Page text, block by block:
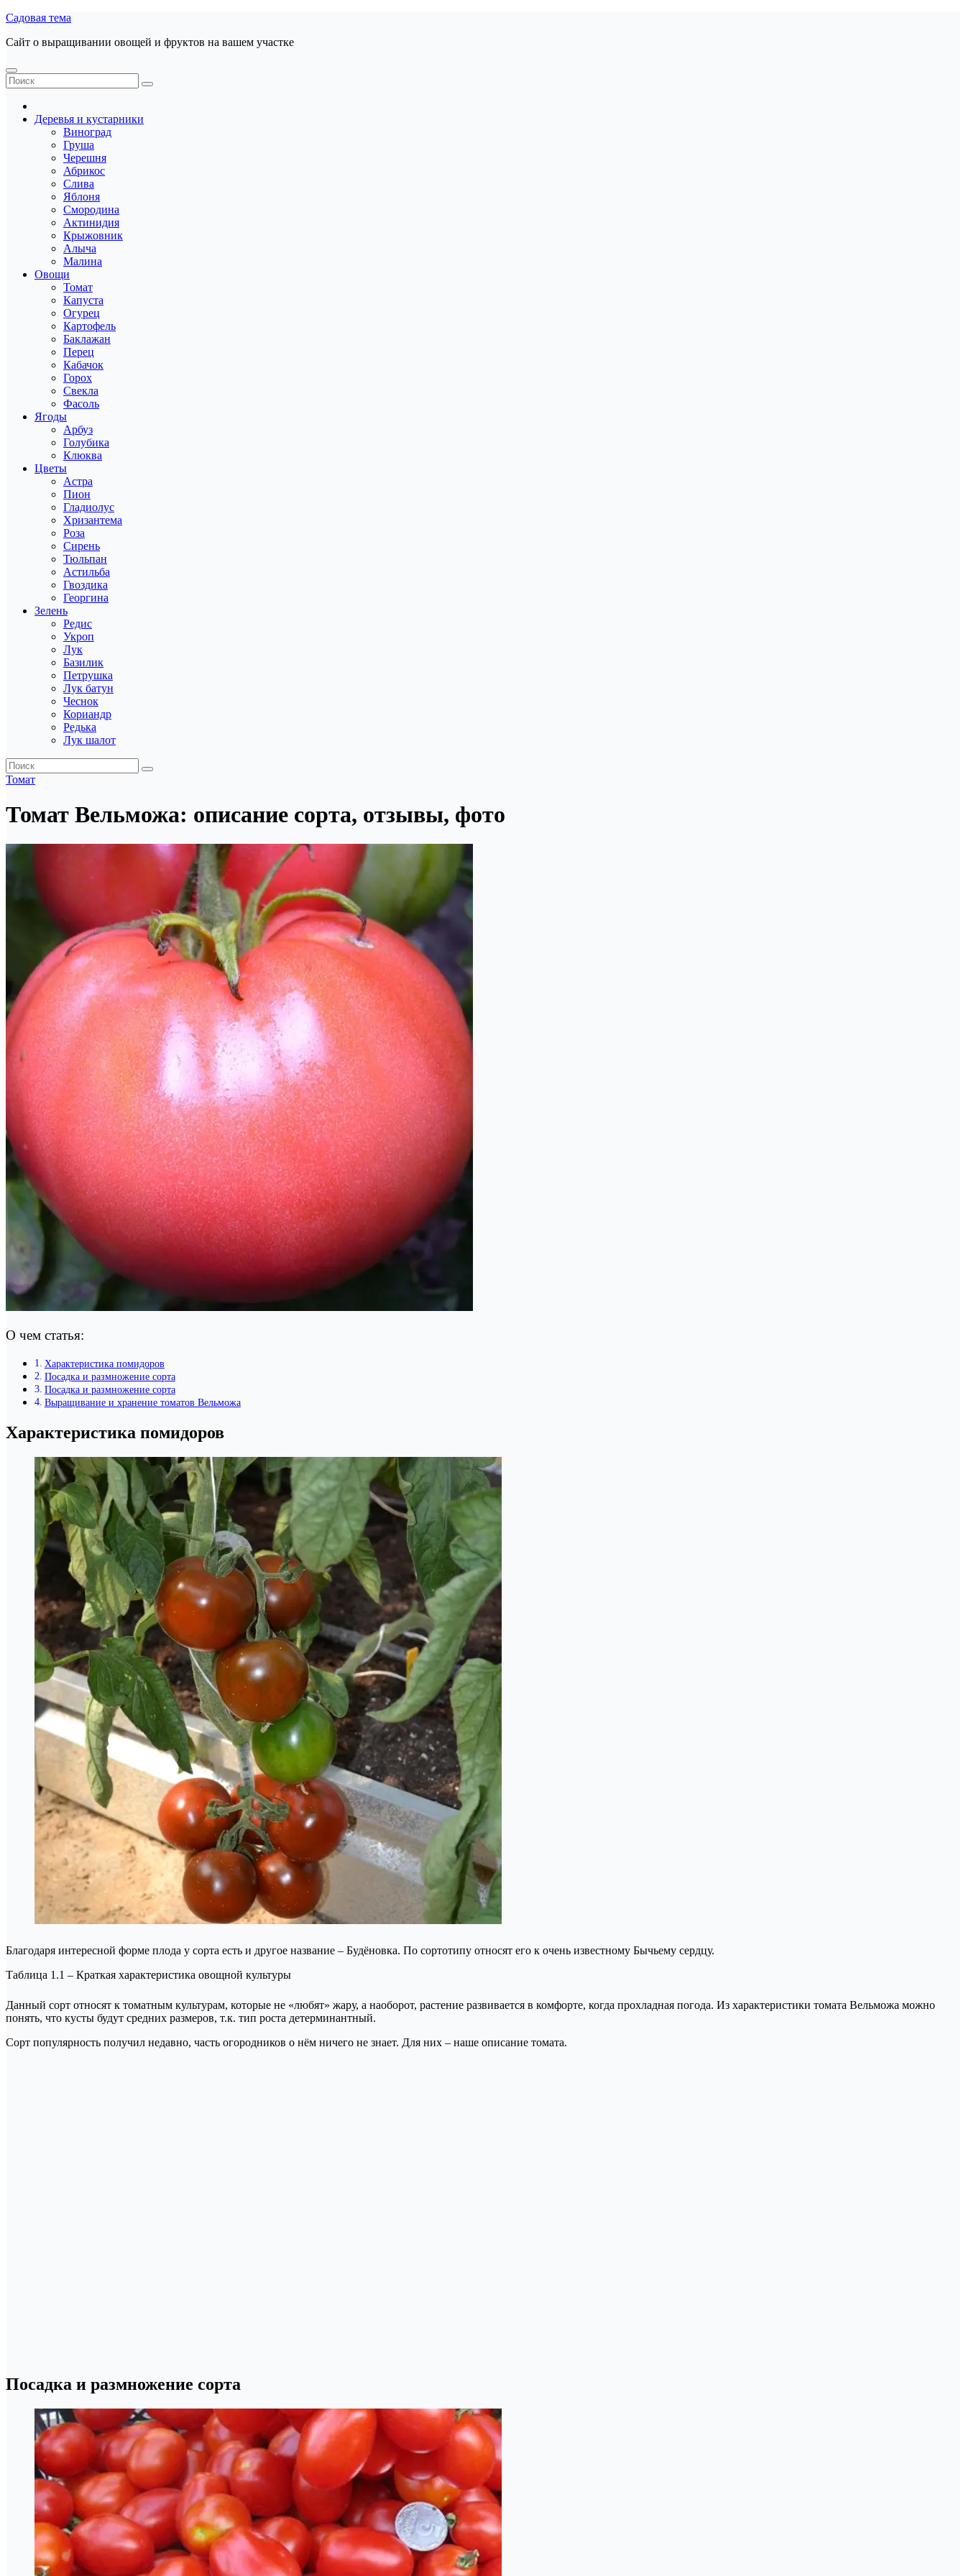
Перейти
содержанию
Садовая тема
Сайт о выращивании овощей и фруктов на вашем участке
Деревья и кустарники
Виноград
Груша
Черешня
Абрикос
Слива
Яблоня
Смородина
Актинидия
Крыжовник
Алыча
Малина
Овощи
Томат
Капуста
Огурец
Картофель
Баклажан
Перец
Кабачок
Горох
Свекла
Фасоль
Ягоды
Арбуз
Голубика
Клюква
Цветы
Астра
Пион
Гладиолус
Хризантема
Роза
Сирень
Тюльпан
Астильба
Гвоздика
Георгина
Зелень
Редис
Укроп
Лук
Базилик
Петрушка
Лук батун
Чеснок
Кориандр
Редька
Лук шалот
Томат
Томат Вельможа: описание сорта, отзывы, фото
О чем статья:
Характеристика помидоров
Посадка и размножение сорта
Посадка и размножение сорта
Выращивание и хранение томатов Вельможа
Характеристика помидоров
Благодаря интересной форме плода у сорта есть и другое название – Будёновка. По сортотипу относят его к очень известному Бычьему сердцу.
Таблица 1.1 – Краткая характеристика овощной культуры
Данный сорт относят к томатным культурам, которые не «любят» жару, а наоборот, растение развивается в комфорте, когда прохладная погода. Из характеристики томата Вельможа можно
понять, что кусты будут средних размеров, т.к. тип роста детерминантный.
Сорт популярность получил недавно, часть огородников о нём ничего не знает. Для них – наше описание томата.
Посадка и размножение сорта